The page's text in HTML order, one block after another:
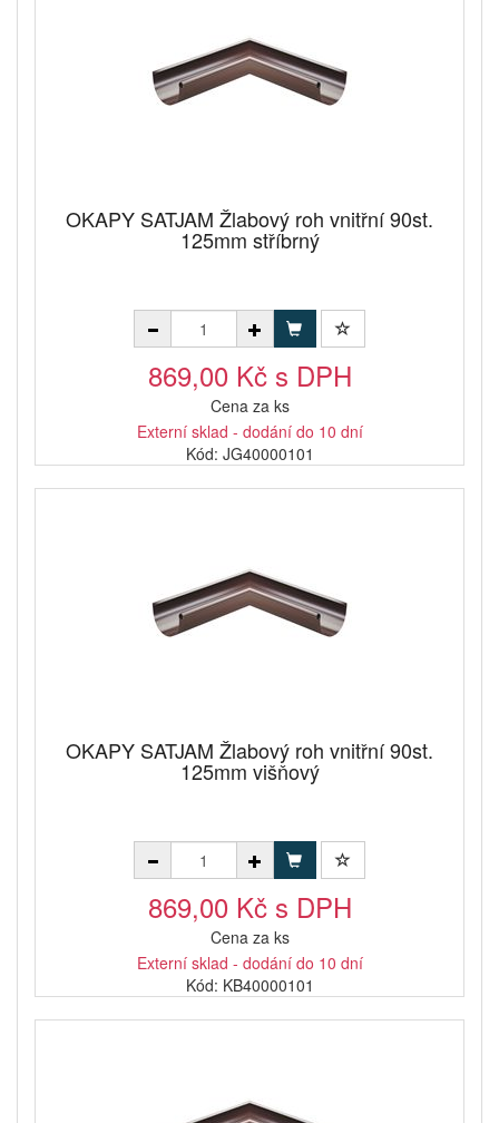
OKAPY SATJAM Žlabový roh vnitřní 90st.
125mm stříbrný
869,00 Kč s DPH
Cena za ks
Externí sklad - dodání do 10 dní
Kód: JG40000101
OKAPY SATJAM Žlabový roh vnitřní 90st.
125mm višňový
869,00 Kč s DPH
Cena za ks
Externí sklad - dodání do 10 dní
Kód: KB40000101